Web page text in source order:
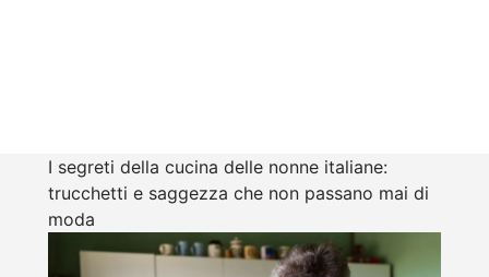
I segreti della cucina delle nonne italiane:
trucchetti e saggezza che non passano mai di
moda